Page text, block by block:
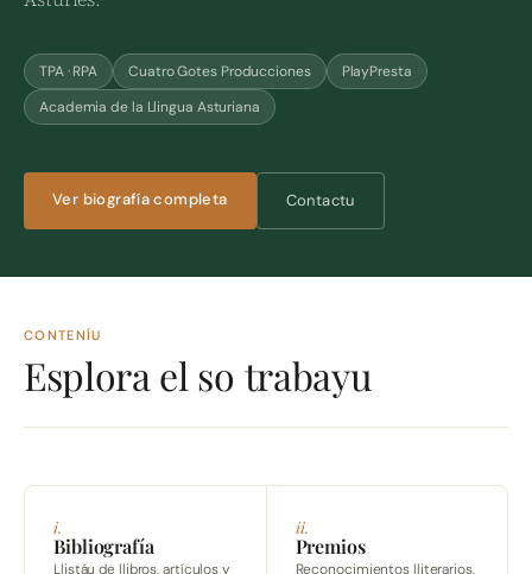
TPA · RPA Cuatro Gotes Producciones
PlayPresta
Academia de la Llingua Asturiana
Ver biografía completa Contactu
CONTENÍU
Esplora el so trabayu
i.
Bibliografía
Llistáu de llibros, artículos y
ii.
Premios
Reconocimientos lliterarios,